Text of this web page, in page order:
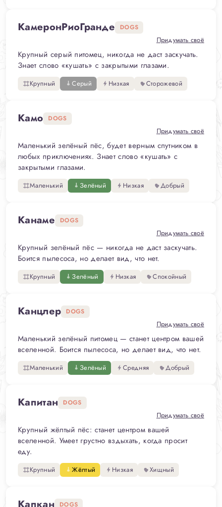
КамеронРиоГранде DOGS
Придумать своё
Крупный серый питомец, никогда не даст заскучать.
Знает слово «кушать» с закрытыми глазами.
Крупный Серый Низкая Сторожевой
Камо DOGS
Придумать своё
Маленький зелёный пёс, будет верным спутником в
любых приключениях. Знает слово «кушать» с
закрытыми глазами.
Маленький Зелёный Низкая Добрый
Канаме DOGS
Придумать своё
Крупный зелёный пёс — никогда не даст заскучать.
Боится пылесоса, но делает вид, что нет.
Крупный Зелёный Низкая Спокойный
Канцлер DOGS
Придумать своё
Маленький зелёный питомец — станет центром вашей
вселенной. Боится пылесоса, но делает вид, что нет.
Маленький Зелёный Средняя Добрый
Капитан DOGS
Придумать своё
Крупный жёлтый пёс: станет центром вашей
вселенной. Умеет грустно вздыхать, когда просит
еду.
Крупный Жёлтый Низкая Хищный
DOGS